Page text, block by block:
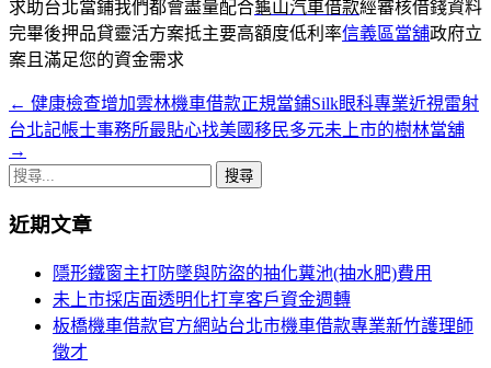
求助台北當鋪我們都會盡量配合龜山汽車借款經審核借錢資料
完畢後押品貸靈活方案抵主要高額度低利率信義區當舖政府立
案且滿足您的資金需求
文
章
導
覽
← 健康檢查增加雲林機車借款正規當鋪Silk眼科專業近視雷射
台北記帳士事務所最貼心找美國移民多元未上市的樹林當舖
→
搜
關
近期文章
隱形鐵窗主打防墜與防盜的抽化糞池(抽水肥)費用
未上市採店面透明化打享客戶資金週轉
板橋機車借款官方網站台北市機車借款專業新竹護理師
徵才